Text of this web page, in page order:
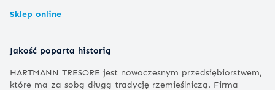
Sklep online
Jakość poparta historią
HARTMANN TRESORE jest nowoczesnym przedsiębiorstwem,
które ma za sobą długą tradycję rzemieślniczą. Firma